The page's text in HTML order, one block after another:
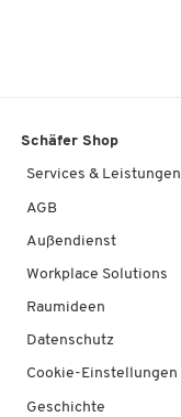
Schäfer Shop
Services & Leistungen
AGB
Außendienst
Workplace Solutions
Raumideen
Datenschutz
Cookie-Einstellungen
Geschichte